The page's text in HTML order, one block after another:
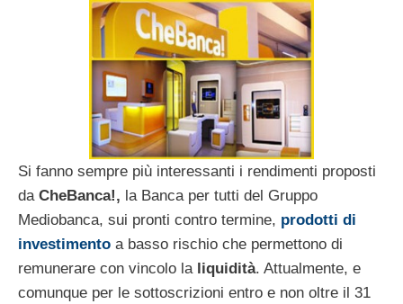
Si fanno sempre più interessanti i rendimenti proposti
da CheBanca!, la Banca per tutti del Gruppo
Mediobanca, sui pronti contro termine, prodotti di
investimento a basso rischio che permettono di
remunerare con vincolo la liquidità. Attualmente, e
comunque per le sottoscrizioni entro e non oltre il 31